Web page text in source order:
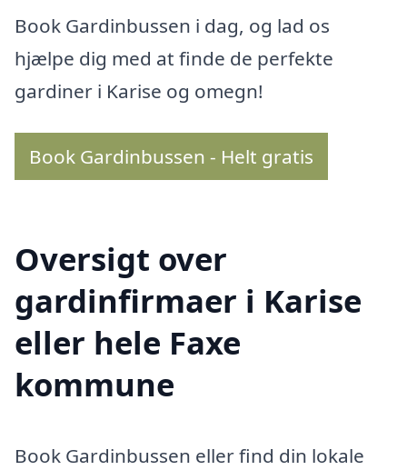
Book Gardinbussen i dag, og lad os
hjælpe dig med at finde de perfekte
gardiner i Karise og omegn!
Book Gardinbussen - Helt gratis
Oversigt over
gardinfirmaer i Karise
eller hele Faxe
kommune
Book Gardinbussen eller find din lokale